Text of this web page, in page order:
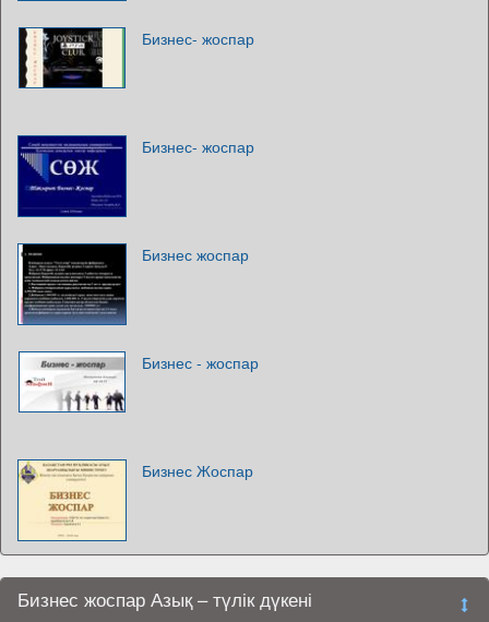
Бизнес- жоспар
Бизнес- жоспар
Бизнес жоспар
Бизнес - жоспар
Бизнес Жоспар
Бизнес жоспар Азық – түлік дүкені